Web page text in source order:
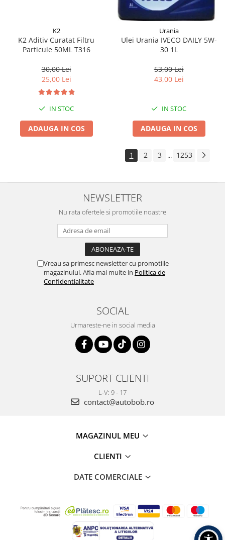
K2
K2 Aditiv Curatat Filtru
Particule 50ML T316
30,00 Lei
25,00 Lei
IN STOC
ADAUGA IN COS
Urania
Ulei Urania IVECO DAILY 5W-
30 1L
53,00 Lei
43,00 Lei
IN STOC
ADAUGA IN COS
1 2 3 ... 1253
NEWSLETTER
Nu rata ofertele si promotiile noastre
Vreau sa primesc newsletter cu promotiile
magazinului. Afla mai multe in Politica de
Confidentialitate
SOCIAL
Urmareste-ne in social media
SUPORT CLIENTI
L-V: 9 - 17
contact@autobob.ro
MAGAZINUL MEU
CLIENTI
DATE COMERCIALE